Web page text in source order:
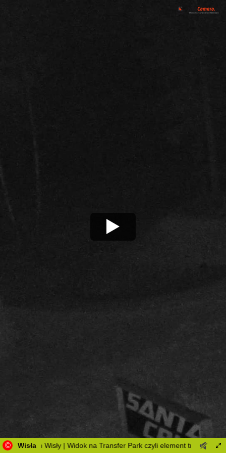
© Wisła
w centrum Wisły | Widok na Transfer Park czyli element trasy Blue